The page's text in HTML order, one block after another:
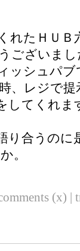
れたＨＵＢ
ございまし
ッシュパブ
、レジで
してくれま
り合うのに
。
(x) |